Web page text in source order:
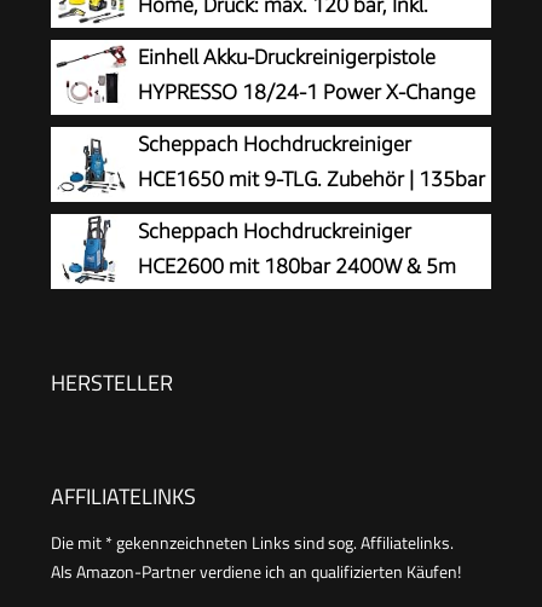
Schaumdüse für gut haftenden
Schaum und höchste Schmutzlösekraft &
HomeKit, gelb
Einhell Akku-Druckreinigerpistole
HYPRESSO 18/24-1 Power X-Change
(18 V, 24 bar, Mobile Reinigung und
Bewässerung, 240 L/h, inkl. Zubehör, ohne Akku
& Ladegerät)
Scheppach Hochdruckreiniger
HCE1650 mit 9-TLG. Zubehör | 135bar
| 5m Hochdruckschlauch | max.
Fördermenge: 408 L/h | Quick Connect System |
Ansaugfunktion & Reinigungsmitteltank
Scheppach Hochdruckreiniger
HCE2600 mit 180bar 2400W & 5m
HERSTELLER
AFFILIATELINKS
Die mit * gekennzeichneten Links sind sog. Affiliatelinks.
Als Amazon-Partner verdiene ich an qualifizierten Käufen!